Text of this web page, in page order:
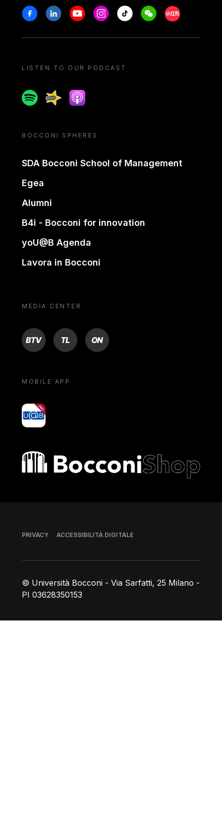
Stay in touch
FacebookLinkedinYoutubeInstagram
Tiktok WeechatXiaohongshu/
LISTEN TO OUR PODCAST
SpotifySpreakerApple podcast
BOCCONI SPHERES
SDA Bocconi School of Management
Egea
Alumni
B4i - Bocconi for innovation
yoU@B Agenda
Lavora in Bocconi
MEDIA CENTER
BTV TL ON
MOBILE APP
yoU@B
Bocconi shop
© Università Bocconi - Via Sarfatti, 25 Milano -
PI 03628350153
Piè di pagina
PRIVACY ACCESSIBILITÀ DIGITALE